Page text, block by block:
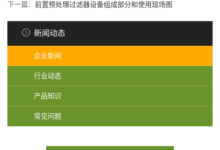
下一篇： 前置预处理过滤器设备组成部分和使用现场图
新闻动态
企业新闻
行业动态
产品知识
常见问题